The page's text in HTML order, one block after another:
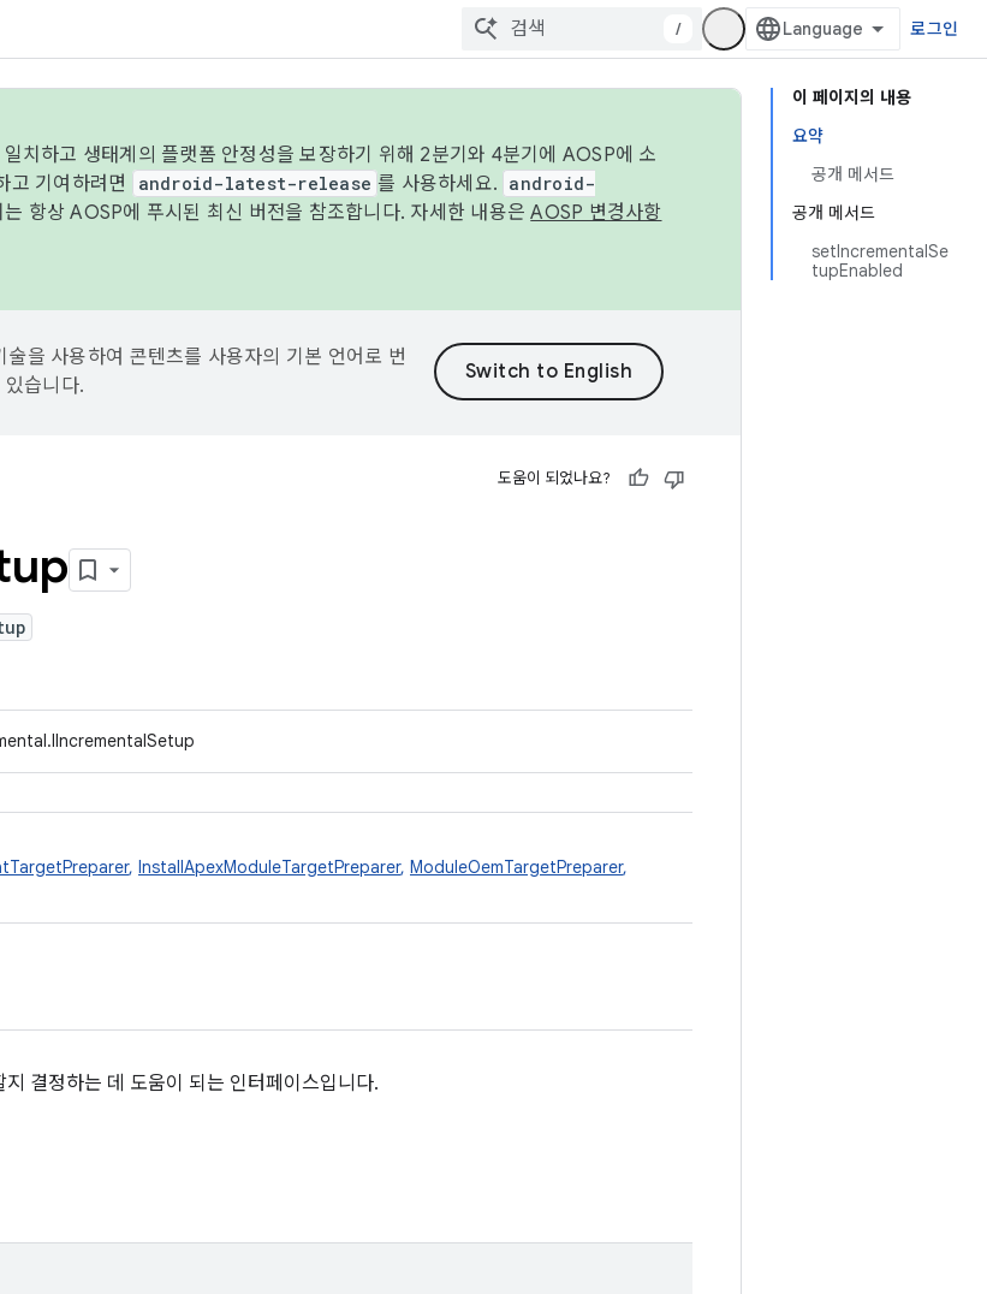
/ 로그인
이 페이지의 내용
요약
공개 메서드
공개 메서드
setIncrementalSe
tupEnabled
치하고 생태계의 플랫폼 안정성을 보장하기 위해 2분기와 4분기에 AOSP에 소
고 기여하려면
android-latest-release 를 사용하세요. android-
는 항상 AOSP에 푸시된 최신 버전을 참조합니다. 자세한 내용은AOSP 변경사항
을 사용하여 콘텐츠를 사용자의 기본 언어로 번
습니다.
도움이 되었나요?
, InstallApexModuleTargetPreparer, ModuleOemTargetPreparer,
결정하는 데 도움이 되는 인터페이스입니다.